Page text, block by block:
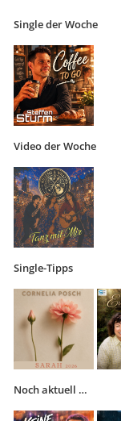
Single der Woche
Video der Woche
Single-Tipps
Noch aktuell …